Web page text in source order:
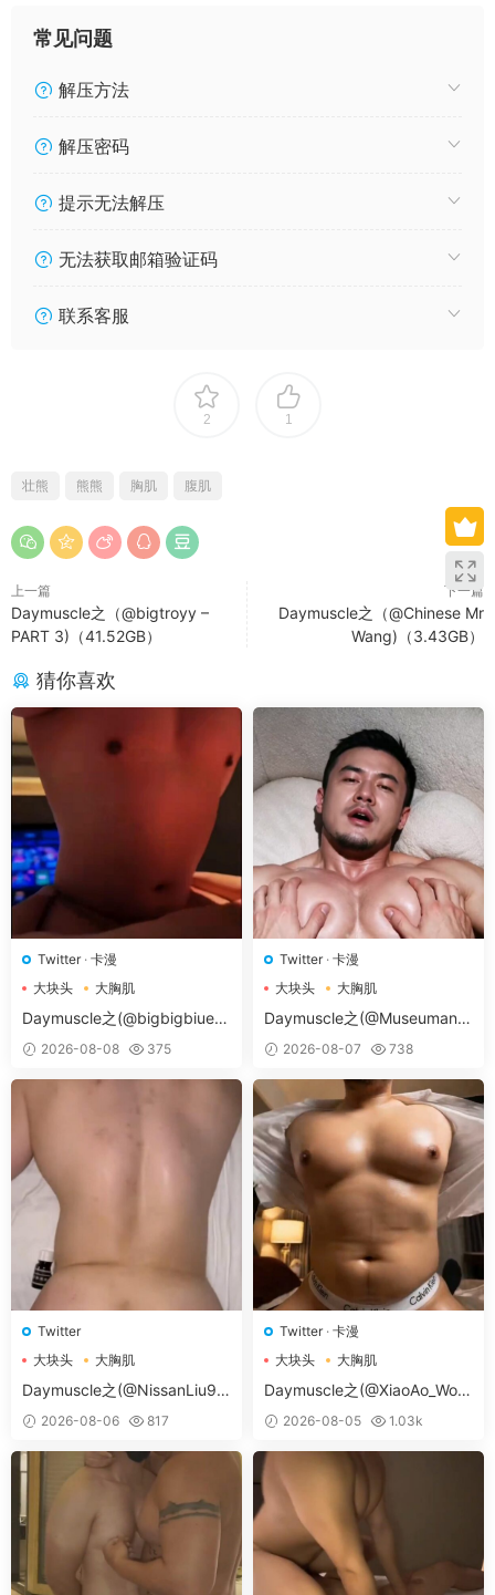
常见问题
解压方法
解压密码
提示无法解压
无法获取邮箱验证码
联系客服
2 1
壮熊 熊熊 胸肌 腹肌
上一篇
Daymuscle之（@bigtroyy –
PART 3)（41.52GB）
下一篇
Daymuscle之（@Chinese Mr
Wang)（3.43GB）
猜你喜欢
Twitter· 卡漫
大块头
大胸肌
大胸肌肉男
Daymuscle之(@bigbigbiue-
@BBb）
2026-08-08 375
Twitter· 卡漫
大块头
大胸肌
大胸肌肉男
Daymuscle之(@Museumans-
@Museuman）
2026-08-07 738
Twitter
大块头
大胸肌
大胸肌肉男
Daymuscle之(@NissanLiu98
-@Nissan98）
2026-08-06 817
Twitter· 卡漫
大块头
大胸肌
大胸肌肉男
Daymuscle之(@XiaoAo_Worl
d-@XiaoAo.art）
2026-08-05 1.03k